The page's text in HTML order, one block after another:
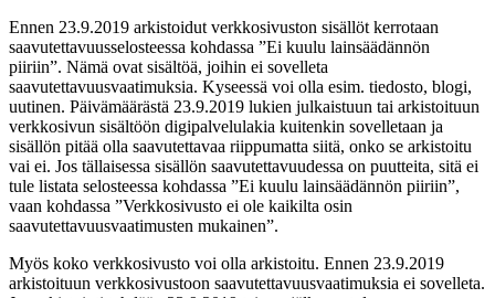
Ennen 23.9.2019 arkistoidut verkkosivuston sisällöt kerrotaan
saavutettavuusselosteessa kohdassa ”Ei kuulu lainsäädännön
piiriin”. Nämä ovat sisältöä, joihin ei sovelleta
saavutettavuusvaatimuksia. Kyseessä voi olla esim. tiedosto, blogi,
uutinen. Päivämäärästä 23.9.2019 lukien julkaistuun tai arkistoituun
verkkosivun sisältöön digipalvelulakia kuitenkin sovelletaan ja
sisällön pitää olla saavutettavaa riippumatta siitä, onko se arkistoitu
vai ei. Jos tällaisessa sisällön saavutettavuudessa on puutteita, sitä ei
tule listata selosteessa kohdassa ”Ei kuulu lainsäädännön piiriin”,
vaan kohdassa ”Verkkosivusto ei ole kaikilta osin
saavutettavuusvaatimusten mukainen”.
Myös koko verkkosivusto voi olla arkistoitu. Ennen 23.9.2019
arkistoituun verkkosivustoon saavutettavuusvaatimuksia ei sovelleta.